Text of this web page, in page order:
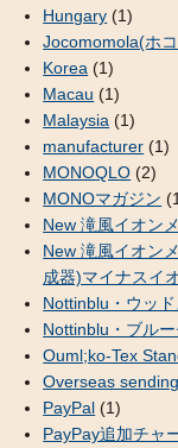
Hungary (1)
Jocomomola(ホ
Korea (1)
Macau (1)
Malaysia (1)
manufacturer (1)
MONOQLO (2)
MONOマガジン
New 滝風イオン
New 滝風イオン
成器)マイナスイ
Nottinblu・ウッ
Nottinblu・ブル
Ouml;ko-Tex
Overseas sending
PayPal (1)
PayPay追加チャ